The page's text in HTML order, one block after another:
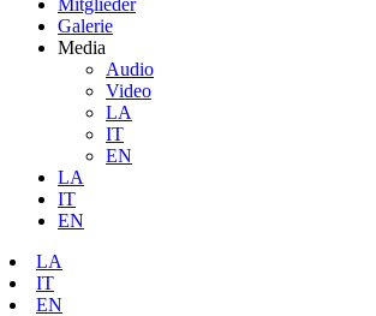
Mitglieder
Galerie
Media
Audio
Video
LA
IT
EN
LA
IT
EN
LA
IT
EN